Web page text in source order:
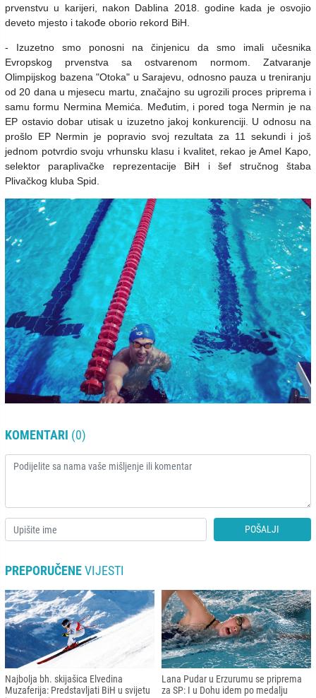
prvenstvu u karijeri, nakon Dablina 2018. godine kada je osvojio
deveto mjesto i takođe oborio rekord BiH.
- Izuzetno smo ponosni na činjenicu da smo imali učesnika
Evropskog prvenstva sa ostvarenom normom. Zatvaranje
Olimpijskog bazena "Otoka" u Sarajevu, odnosno pauza u treniranju
od 20 dana u mjesecu martu, značajno su ugrozili proces priprema i
samu formu Nermina Memića. Međutim, i pored toga Nermin je na
EP ostavio dobar utisak u izuzetno jakoj konkurenciji. U odnosu na
prošlo EP Nermin je popravio svoj rezultata za 11 sekundi i još
jednom potvrdio svoju vrhunsku klasu i kvalitet, rekao je Amel Kapo,
selektor paraplivačke reprezentacije BiH i šef stručnog štaba
Plivačkog kluba Spid.
KOMENTARI (0)
POŠALJI
PREPORUČENEVIJESTI
Najbolja bh. skijašica Elvedina
Muzaferija: Predstavljati BiH u svijetu
Lana Pudar u Erzurumu se priprema
za SP: I u Dohu idem po medalju